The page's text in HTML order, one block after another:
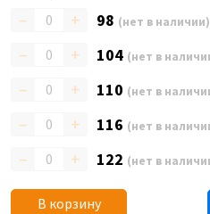
– + 98 (нет в наличии)
– + 104 (нет в
– + 110 (нет в
– + 116 (нет в
– + 122 (нет в
В корзину